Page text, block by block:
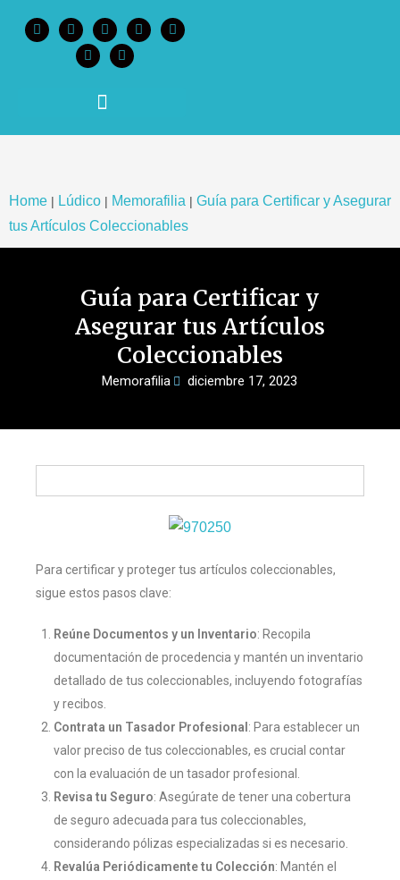
Home | Lúdico | Memorafilia | Guía para Certificar y Asegurar
tus Artículos Coleccionables
Guía para Certificar y
Asegurar tus Artículos
Coleccionables
Memorafilia diciembre 17, 2023
Para certificar y proteger tus artículos coleccionables,
sigue estos pasos clave:
Reúne Documentos y un Inventario: Recopila
documentación de procedencia y mantén un inventario
detallado de tus coleccionables, incluyendo fotografías
y recibos.
Contrata un Tasador Profesional : Para establecer un
valor preciso de tus coleccionables, es crucial contar
con la evaluación de un tasador profesional.
Revisa tu Seguro: Asegúrate de tener una cobertura
de seguro adecuada para tus coleccionables,
considerando pólizas especializadas si es necesario.
Revalúa Periódicamente tu Colección: Mantén el